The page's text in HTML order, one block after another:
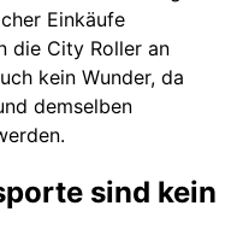
Einkäufe
die City Roller an
kein Wunder, da
demselben
sind kein